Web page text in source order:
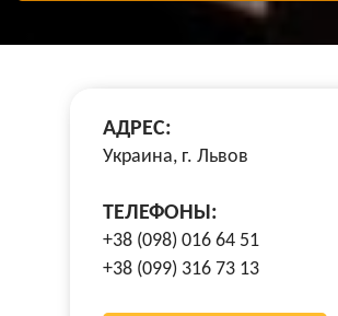
АДРЕС:
Украина, г. Львов
ТЕЛЕФОНЫ:
+38 (098) 016 64 51
+38 (099) 316 73 13